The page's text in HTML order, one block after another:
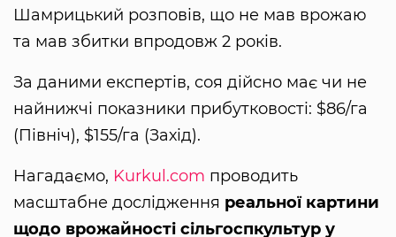
Шамрицький розповів, що не мав врожаю
та мав збитки впродовж 2 років.
За даними експертів, соя дійсно має чи не
найнижчі показники прибутковості: $86/га
(Північ), $155/га (Захід).
Нагадаємо, Kurkul.com проводить
масштабне дослідження реальної картини
щодо врожайності сільгоспкультур у